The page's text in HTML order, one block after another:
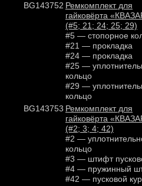
BG143752 Ремкомплект для
гайковёрта
(#5; 21; 24; 25; 29)
#5 — стопорное
#21 — прокладка
#24 — прокладка
#25 —
кольцо
#29 —
кольцо
BG143753 Ремкомплект для
гайковёрта
(#2; 3; 4; 42)
#2 —
кольцо
#3 — штифт
#4 — пружинный
#42 — пусковой